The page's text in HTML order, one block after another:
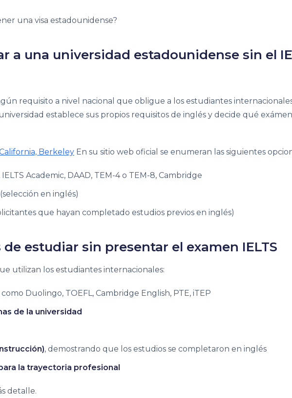
una visa estadounidense?
a una universidad estadounidense sin el
requisito a nivel nacional que obligue a los estudiantes
establece sus propios requisitos de inglés y decide qué
Berkeley En su sitio web oficial se enumeran las siguientes
Academic, DAAD, TEM-4 o TEM-8, Cambridge
en inglés)
que hayan completado estudios previos en inglés)
estudiar sin presentar el examen IELTS
utilizan los estudiantes internacionales:
Duolingo, TOEFL, Cambridge English, PTE, iTEP
de la universidad
, demostrando que los estudios se completaron en inglés
la trayectoria profesional
detalle.